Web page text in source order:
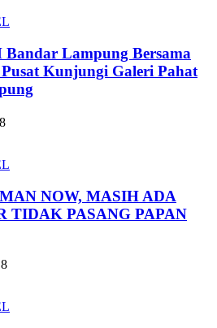
Lampung Bersama
Kunjungi Galeri Pahat
NOW, MASIH ADA
TIDAK PASANG PAPAN